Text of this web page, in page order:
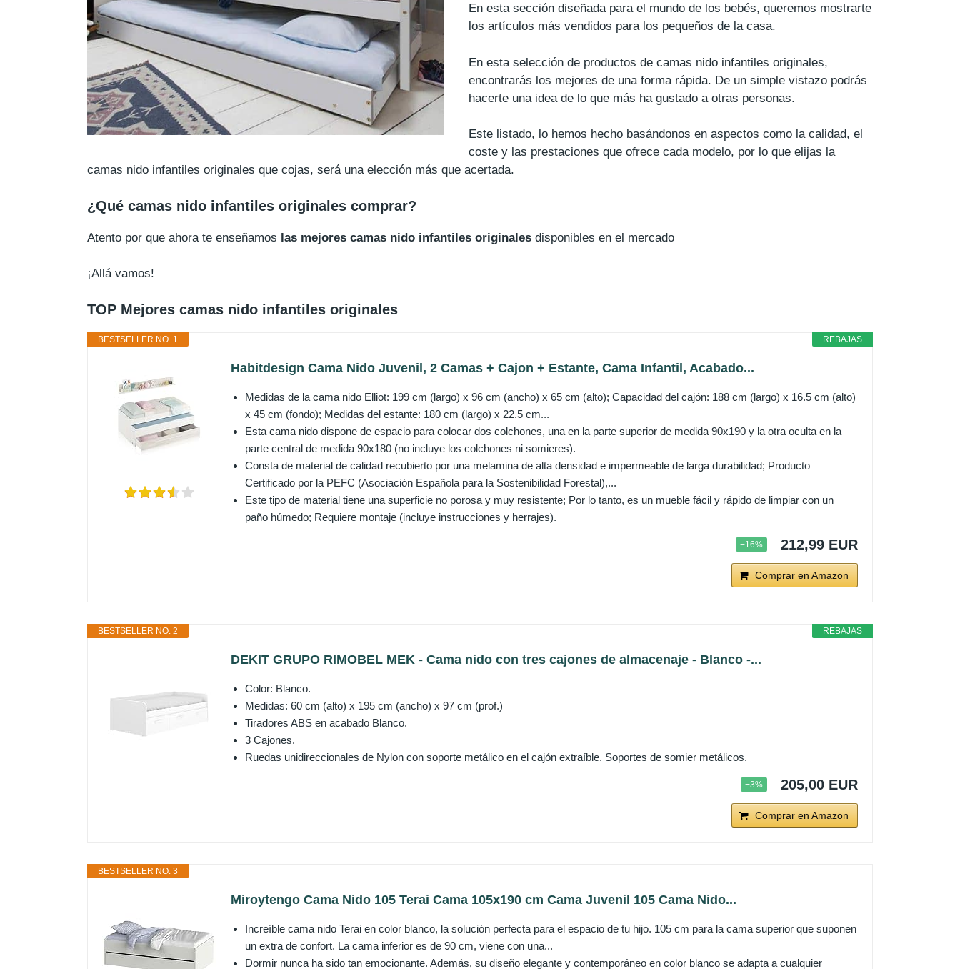
En esta sección diseñada para el mundo de los bebés, queremos mostrarte
los artículos más vendidos para los pequeños de la casa.
En esta selección de productos de camas nido infantiles originales,
encontrarás los mejores de una forma rápida. De un simple vistazo podrás
hacerte una idea de lo que más ha gustado a otras personas.
Este listado, lo hemos hecho basándonos en aspectos como la calidad, el
coste y las prestaciones que ofrece cada modelo, por lo que elijas la
camas nido infantiles originales que cojas, será una elección más que acertada.
¿Qué camas nido infantiles originales comprar?
Atento por que ahora te enseñamos las mejores camas nido infantiles originales disponibles en el mercado
¡Allá vamos!
TOP Mejores camas nido infantiles originales
REBAJAS
BESTSELLER NO. 1
Habitdesign Cama Nido Juvenil, 2 Camas + Cajon + Estante, Cama Infantil, Acabado...
Medidas de la cama nido Elliot: 199 cm (largo) x 96 cm (ancho) x 65 cm (alto); Capacidad del cajón: 188 cm (largo) x 16.5 cm (alto)
x 45 cm (fondo); Medidas del estante: 180 cm (largo) x 22.5 cm...
Esta cama nido dispone de espacio para colocar dos colchones, una en la parte superior de medida 90x190 y la otra oculta en la
parte central de medida 90x180 (no incluye los colchones ni somieres).
Consta de material de calidad recubierto por una melamina de alta densidad e impermeable de larga durabilidad; Producto
Certificado por la PEFC (Asociación Española para la Sostenibilidad Forestal),...
Este tipo de material tiene una superficie no porosa y muy resistente; Por lo tanto, es un mueble fácil y rápido de limpiar con un
paño húmedo; Requiere montaje (incluye instrucciones y herrajes).
−16% 212,99 EUR
Comprar en Amazon
REBAJAS
BESTSELLER NO. 2
DEKIT GRUPO RIMOBEL MEK - Cama nido con tres cajones de almacenaje - Blanco -...
Color: Blanco.
Medidas: 60 cm (alto) x 195 cm (ancho) x 97 cm (prof.)
Tiradores ABS en acabado Blanco.
3 Cajones.
Ruedas unidireccionales de Nylon con soporte metálico en el cajón extraíble. Soportes de somier metálicos.
−3% 205,00 EUR
Comprar en Amazon
BESTSELLER NO. 3
Miroytengo Cama Nido 105 Terai Cama 105x190 cm Cama Juvenil 105 Cama Nido...
Increíble cama nido Terai en color blanco, la solución perfecta para el espacio de tu hijo. 105 cm para la cama superior que suponen
un extra de confort. La cama inferior es de 90 cm, viene con una...
Dormir nunca ha sido tan emocionante. Además, su diseño elegante y contemporáneo en color blanco se adapta a cualquier